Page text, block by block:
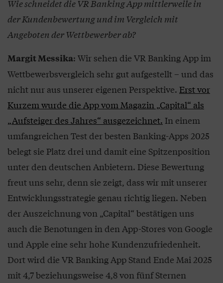
Wie schneidet die VR Banking App mittlerweile in
der Kundenbewertung und im Vergleich mit
Angeboten der Wettbewerber ab?
Margit Messika: Wir sehen die VR Banking App im
Wettbewerbsvergleich sehr gut aufgestellt – und das
nicht nur aus unserer eigenen Perspektive. Erst vor
Kurzem wurde die App vom Magazin „Capital“ als
„Aufsteiger des Jahres“ ausgezeichnet. In einem
umfangreichen Test der besten Banking-Apps 2025
belegt sie Platz drei und damit eine Spitzenposition
unter den deutschen Anbietern. Diese Bewertung
freut uns sehr, denn sie zeigt, dass wir mit unserer
Entwicklungsstrategie genau richtig liegen. Neben
der Auszeichnung von „Capital“ bestätigen uns
auch die Benotungen in den App-Stores von Google
und Apple eine sehr hohe Kundenzufriedenheit.
Dort wird die VR Banking App Stand Ende Mai 2025
mit 4,7 beziehungsweise 4,8 von fünf Sternen